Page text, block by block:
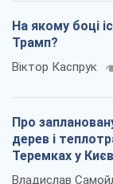
На якому боці
Трамп?
Віктор Каспрук
Про
дерев і
Теремках у
Владислав